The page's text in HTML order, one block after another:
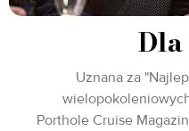
Uznana za
Porthole Cruise